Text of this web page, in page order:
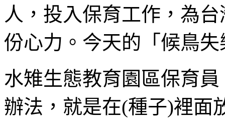
人，投入保育工作，為
份心力。今天的「候鳥
水雉生態教育園區保育
辦法，就是在(種子)裡面